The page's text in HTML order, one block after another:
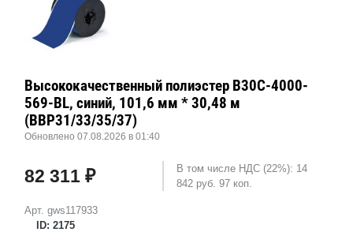
Арт. gws117933
ID: 2175
Высококачественный полиэстер B30C-4000-
569-BL, синий, 101,6 мм * 30,48 м
(BBP31/33/35/37)
Обновлено 07.08.2026 в 01:40
82 311 ₽
В том числе НДС (22%): 14
842 руб. 97 коп.